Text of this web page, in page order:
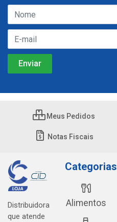
Meus Pedidos
Notas Fiscais
Distribuidora
que atende
Categorias
Alimentos